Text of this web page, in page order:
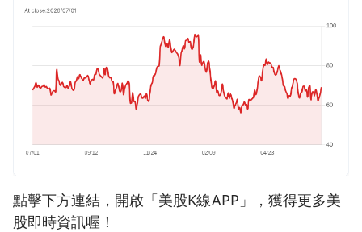
點擊下方連結，開啟「美股K線APP」，獲得更多美
股即時資訊喔！